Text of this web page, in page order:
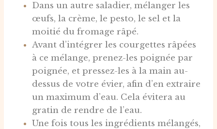
Dans un autre saladier, mélanger les
œufs, la crème, le pesto, le sel et la
moitié du fromage râpé.
Avant d’intégrer les courgettes râpées
à ce mélange, prenez-les poignée par
poignée, et pressez-les à la main au-
dessus de votre évier, afin d’en extraire
un maximum d’eau. Cela évitera au
gratin de rendre de l’eau.
Une fois tous les ingrédients mélangés,